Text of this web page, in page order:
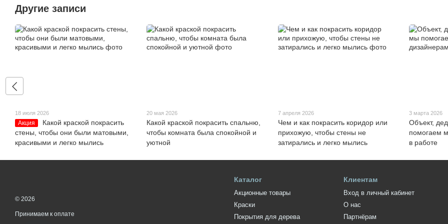
Другие записи
18 июля 2026
Акция
Какой краской покрасить
стены, чтобы они были матовыми,
красивыми и легко мылись
20 мая 2026
Какой краской покрасить спальню,
чтобы комната была спокойной и
уютной
7 апреля 2026
Чем и как покрасить коридор или
прихожую, чтобы стены не
затирались и легко мылись
3 марта 2026
Объект,
помогаем
в работе
© 2026
Принимаем к оплате
Каталог
Акционные товары
Краски
Покрытия для дерева
Клиентам
Вход в личный кабинет
О нас
Партнёрам